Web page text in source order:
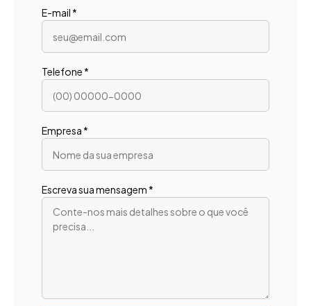
E-mail *
Telefone *
Empresa *
Escreva sua mensagem *